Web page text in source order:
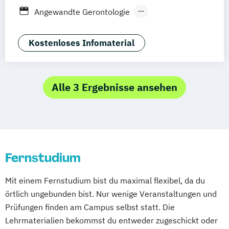
technologie
Lernpsychologie und integrative
Lerntherapie
Management im Gesundheitswesen
Pflege
Pharmamanagement und -technologie
Therapiewissenschaften - Logopädie
Therapiewissenschaften - Physiotherapie
Berufsbegleitender Präsenzlehrgang
Angewandte Gerontologie
Berufspädagogik
Betriebliche*r Gesundheitsmanager*in
Ernährungsberatung
Ernährungswissenschaften
Health Management
Gesundheitsförderung
Pflegemanagement Psychologie
Public Health Soziale Arbeit
Sozialmanagement
Sportpsychologie
Kostenloses Infomaterial
Alle 3 Ergebnisse ansehen
Fernstudium
Mit einem Fernstudium bist du maximal flexibel, da du
örtlich ungebunden bist. Nur wenige Veranstaltungen und
Prüfungen finden am Campus selbst statt. Die
Lehrmaterialien bekommst du entweder zugeschickt oder